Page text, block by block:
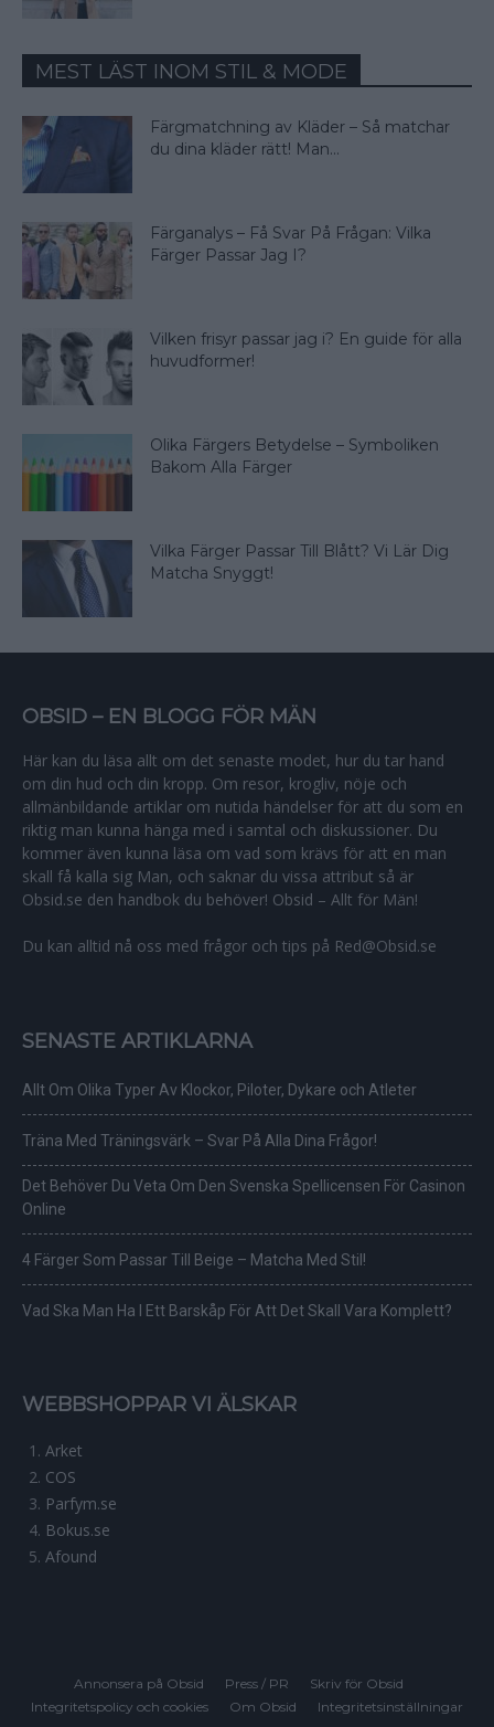
MEST LÄST INOM STIL & MODE
Färgmatchning av Kläder – Så matchar
du dina kläder rätt! Man...
Färganalys – Få Svar På Frågan: Vilka
Färger Passar Jag I?
Vilken frisyr passar jag i? En guide för alla
huvudformer!
Olika Färgers Betydelse – Symboliken
Bakom Alla Färger
Vilka Färger Passar Till Blått? Vi Lär Dig
Matcha Snyggt!
OBSID – EN BLOGG FÖR MÄN
Här kan du läsa allt om det senaste modet, hur du tar hand
om din hud och din kropp. Om resor, krogliv, nöje och
allmänbildande artiklar om nutida händelser för att du som en
riktig man kunna hänga med i samtal och diskussioner. Du
kommer även kunna läsa om vad som krävs för att en man
skall få kalla sig Man, och saknar du vissa attribut så är
Obsid.se den handbok du behöver! Obsid – Allt för Män!
Du kan alltid nå oss med frågor och tips på Red@Obsid.se
SENASTE ARTIKLARNA
Allt Om Olika Typer Av Klockor, Piloter, Dykare och Atleter
Träna Med Träningsvärk – Svar På Alla Dina Frågor!
Det Behöver Du Veta Om Den Svenska Spellicensen För Casinon
Online
4 Färger Som Passar Till Beige – Matcha Med Stil!
Vad Ska Man Ha I Ett Barskåp För Att Det Skall Vara Komplett?
WEBBSHOPPAR VI ÄLSKAR
Arket
COS
Parfym.se
Bokus.se
Afound
Annonsera på Obsid Press / PR
Skriv för Obsid
Integritetspolicy och cookies
Om Obsid Integritetsinställningar